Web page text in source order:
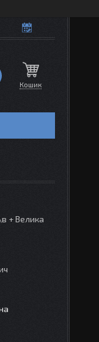
Кошик
+ Велика